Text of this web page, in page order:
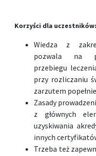
Korzyści dla uczestników:
Wiedza z
pozwala na
przebiegu
przy rozliczaniu
zarzutem
Zasady
z głównych
uzyskiwania
innych
Trzeba też